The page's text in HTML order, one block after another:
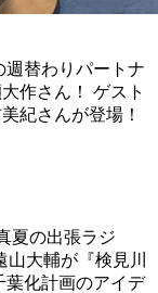
週替わりパートナ
作さん！ ゲスト
紀さんが登場！
夏の出張ラジ
大輔が『検見川
葉化計画のアイデ